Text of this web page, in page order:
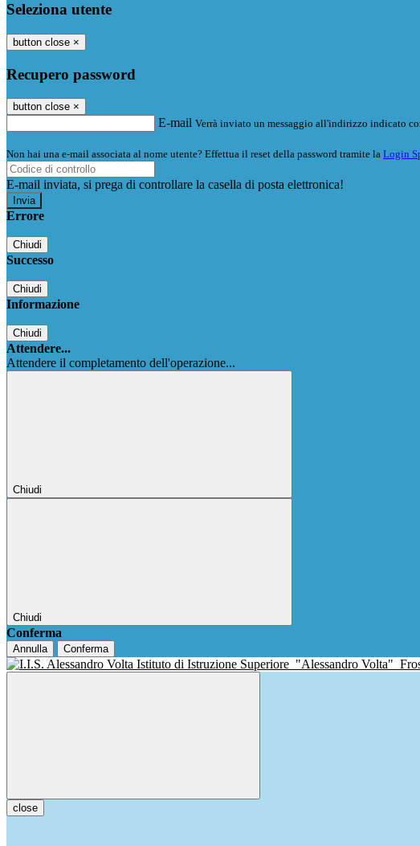
Seleziona utente
button close ×
Recupero password
button close ×
E-mail Verrà inviato un messaggio all'indirizzo indicato
Non hai una e-mail associata al nome utente? Effettua il reset della password tramite la Login
E-mail inviata, si prega di controllare la casella di posta elettronica!
Errore
Chiudi
Successo
Chiudi
Informazione
Chiudi
Attendere...
Attendere il completamento dell'operazione...
Chiudi
Chiudi
Conferma
Annulla Conferma
Istituto di Istruzione Superiore "Alessandro Volta"
close